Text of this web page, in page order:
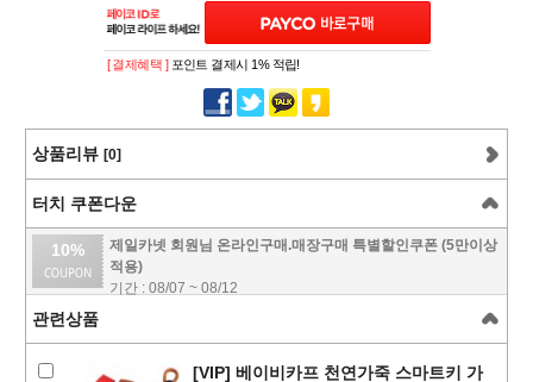
[ 결제혜택 ] 포인트 결제시 1% 적립!
상품리뷰 [0]
터치 쿠폰다운
10%
제일카넷 회원님 온라인구매.매장구매 특별할인쿠폰 (5만이상
적용)
기간 : 08/07 ~ 08/12
관련상품
[VIP] 베이비카프 천연가죽 스마트키 가